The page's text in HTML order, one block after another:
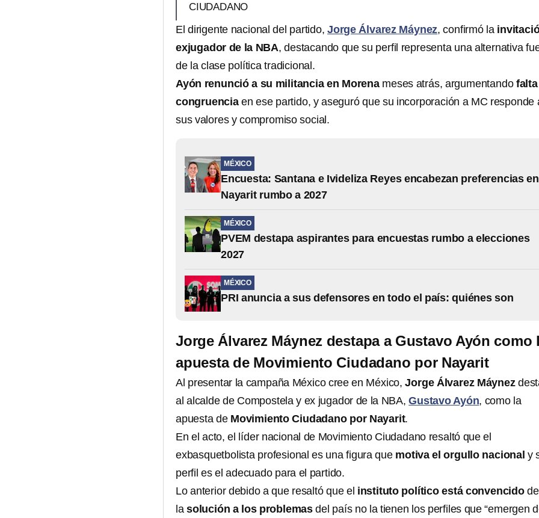
CIUDADANO
El dirigente nacional del partido, Jorge Álvarez Máynez, confirmó la
exjugador de la NBA, destacando que su perfil representa una alternativa
de la clase política tradicional.
Ayón renunció a su militancia en Morenameses atrás, argumentando
congruenciaen ese partido, y aseguró que su incorporación a MC responde
sus valores y compromiso social.
MÉXICO
Encuesta: Santana e Ivideliza Reyes encabezan preferencias en
Nayarit rumbo a 2027
MÉXICO
PVEM destapa aspirantes para encuestas rumbo a elecciones
2027
MÉXICO
PRI anuncia a sus defensores en todo el país: quiénes son
Jorge Álvarez Máynez destapa a Gustavo Ayón como
apuesta de Movimiento Ciudadano por Nayarit
Al presentar la campaña México cree en México,Jorge Álvarez Máynez
al alcalde de Compostela y ex jugador de la NBA,Gustavo Ayón, como la
apuesta de Movimiento Ciudadano por Nayarit.
En el acto, el líder nacional de Movimiento Ciudadano resaltó que el
exbasquetbolista profesional es una figura que motiva el orgullo nacional y
perfil es el adecuado para el partido.
Lo anterior debido a que resaltó que el instituto político está convencido
lasolución a los problemas del país no la tienen los perfiles que “emergen